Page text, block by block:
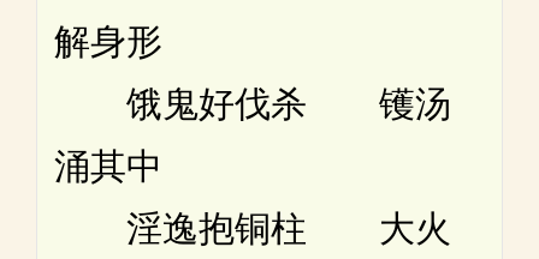
解身形
饿鬼好伐杀 镬汤
涌其中
淫逸抱铜柱 大火